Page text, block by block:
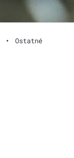
• Ostatné